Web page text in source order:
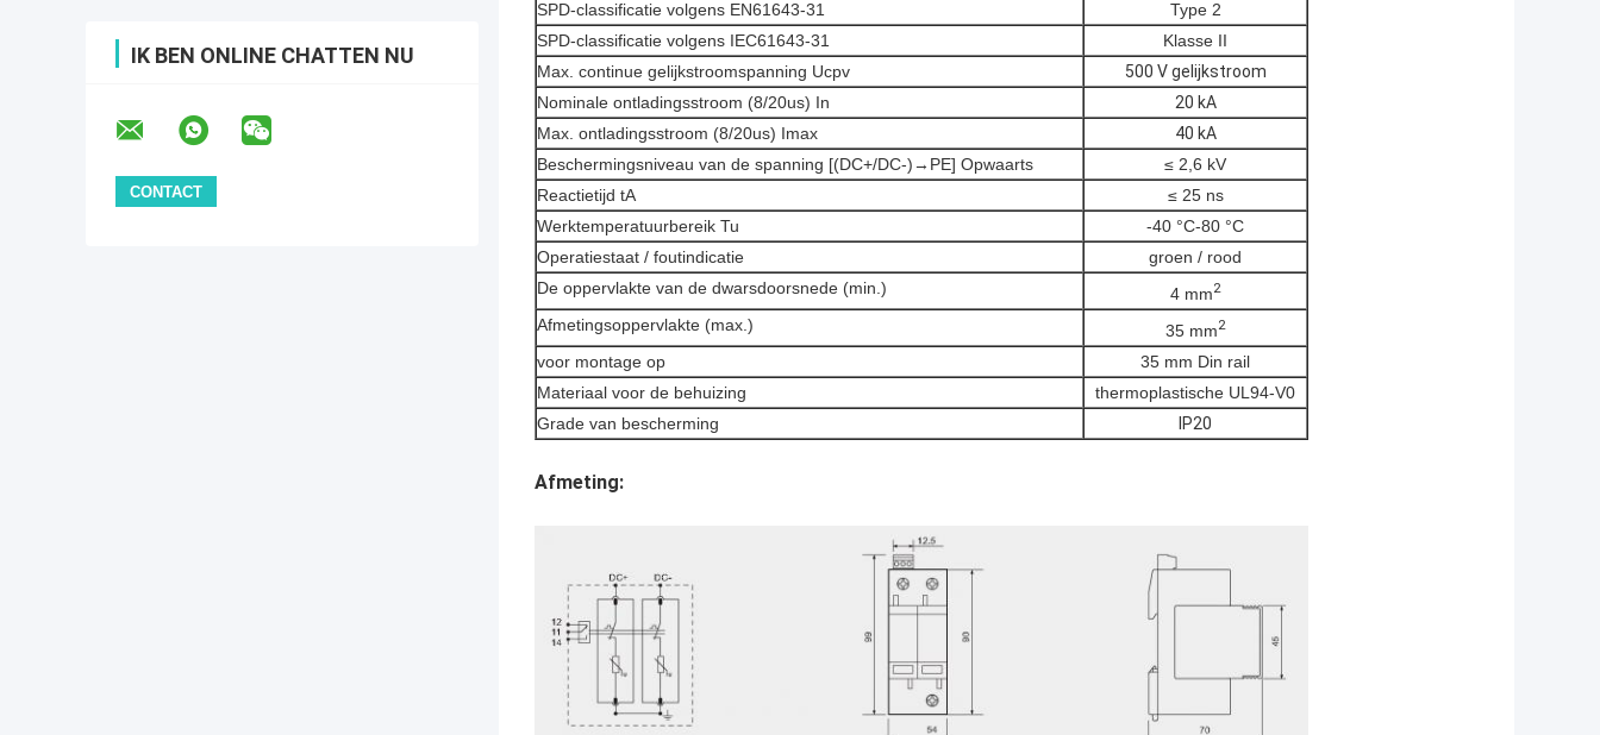
IK BEN ONLINE CHATTEN NU
SPD-classificatie volgens EN61643-31
Type 2
SPD-classificatie volgens IEC61643-31
Klasse II
Max. continue gelijkstroomspanning Ucpv
500 V gelijkstroom
Nominale ontladingsstroom (8/20us) In
20 kA
Max. ontladingsstroom (8/20us) Imax
40 kA
Beschermingsniveau van de spanning [(DC+/DC-)→PE] Opwaarts
≤ 2,6 kV
Reactietijd tA
≤ 25 ns
Werktemperatuurbereik Tu
-40 °C-80 °C
Operatiestaat / foutindicatie
groen / rood
De oppervlakte van de dwarsdoorsnede (min.)
4 mm2
Afmetingsoppervlakte (max.) 35 mm2
voor montage op
35 mm Din rail
Materiaal voor de behuizing
thermoplastische UL94-V0
Grade van bescherming
IP20
Afmeting: